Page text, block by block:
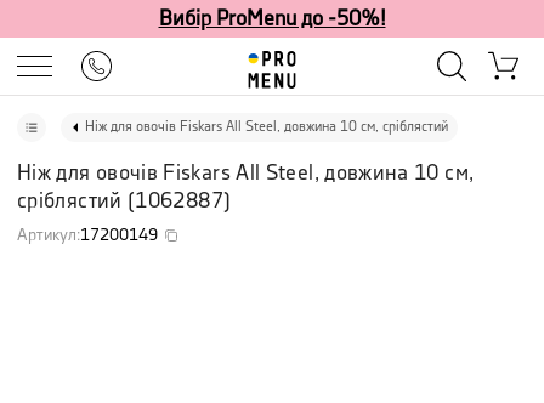
Вибір ProMenu до -50%!
Ніж для овочів Fiskars All Steel, довжина 10 см, сріблястий
Ніж для овочів Fiskars All Steel, довжина 10 см,
сріблястий (1062887)
Артикул:17200149